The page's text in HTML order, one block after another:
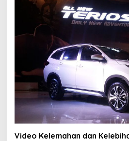
Video Kelemahan dan